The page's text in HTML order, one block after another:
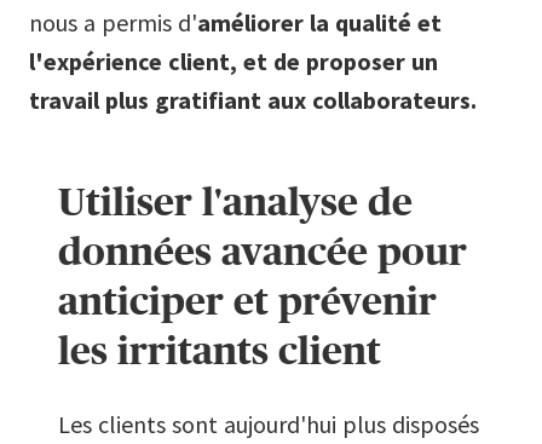
nous a permis d'améliorer la qualité et
l'expérience client, et de proposer un
travail plus gratifiant aux collaborateurs.
Utiliser l'analyse de
données avancée pour
anticiper et prévenir
les irritants client
Les clients sont aujourd'hui plus disposés